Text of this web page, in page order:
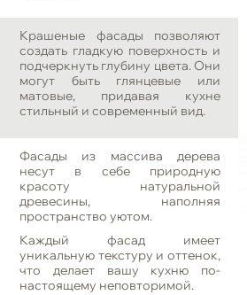
Крашеные фасады позволяют
создать гладкую поверхность и
подчеркнуть глубину цвета. Они
могут быть глянцевые или
матовые, придавая кухне
стильный и современный вид.
Фасады из массива дерева
несут в себе природную
красоту натуральной
древесины, наполняя
пространство уютом.
Каждый фасад имеет
уникальную текстуру и оттенок,
что делает вашу кухню по-
настоящему неповторимой.